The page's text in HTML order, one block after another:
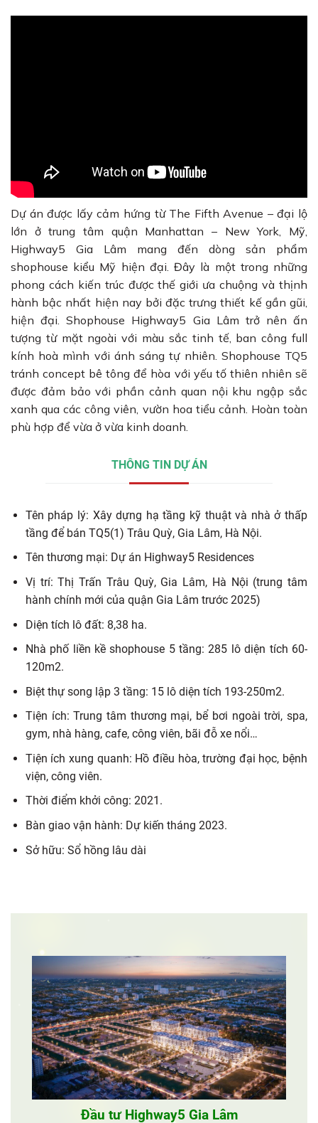
Dự án được lấy cảm hứng từ The Fifth Avenue – đại lộ
lớn ở trung tâm quận Manhattan – New York, Mỹ,
Highway5 Gia Lâm mang đến dòng sản phẩm
shophouse kiểu Mỹ hiện đại. Đây là một trong những
phong cách kiến trúc được thế giới ưa chuộng và thịnh
hành bậc nhất hiện nay bởi đặc trưng thiết kế gần gũi,
hiện đại. Shophouse Highway5 Gia Lâm trở nên ấn
tượng từ mặt ngoài với màu sắc tinh tế, ban công full
kính hoà mình với ánh sáng tự nhiên. Shophouse TQ5
tránh concept bê tông để hòa với yếu tố thiên nhiên sẽ
được đảm bảo với phần cảnh quan nội khu ngập sắc
xanh qua các công viên, vườn hoa tiểu cảnh. Hoàn toàn
phù hợp để vừa ở vừa kinh doanh.
THÔNG TIN DỰ ÁN
Tên pháp lý: Xây dựng hạ tầng kỹ thuật và nhà ở thấp
tầng để bán TQ5(1) Trâu Quỳ, Gia Lâm, Hà Nội.
Tên thương mại: Dự án Highway5 Residences
Vị trí: Thị Trấn Trâu Quỳ, Gia Lâm, Hà Nội (trung tâm
hành chính mới của quận Gia Lâm trước 2025)
Diện tích lô đất: 8,38 ha.
Nhà phố liền kề shophouse 5 tầng: 285 lô diện tích 60-
120m2.
Biệt thự song lập 3 tầng: 15 lô diện tích 193-250m2.
Tiện ích: Trung tâm thương mại, bể bơi ngoài trời, spa,
gym, nhà hàng, cafe, công viên, bãi đỗ xe nổi…
Tiện ích xung quanh: Hồ điều hòa, trường đại học, bệnh
viện, công viên.
Thời điểm khởi công: 2021.
Bàn giao vận hành: Dự kiến tháng 2023.
Sở hữu: Sổ hồng lâu dài
Đầu tư Highway5 Gia Lâm